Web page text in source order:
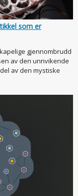
som er
gjennombrudd
av den unnvikende
av den mystiske